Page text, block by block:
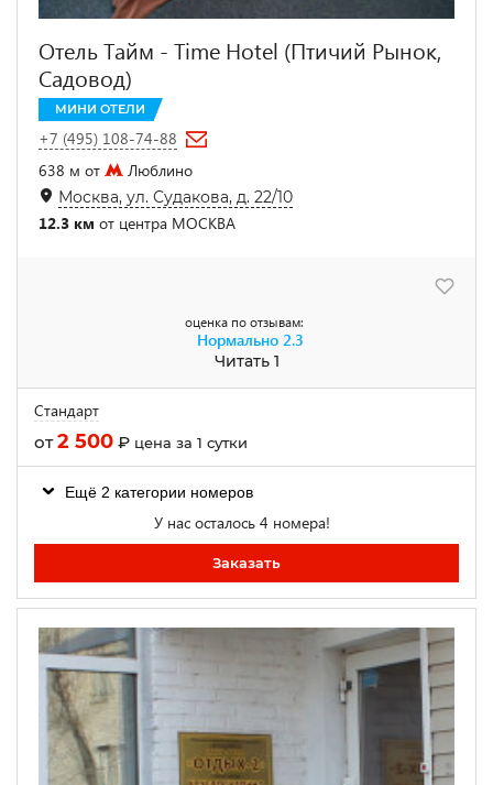
Отель Тайм - Time Hotel (Птичий Рынок,
Садовод)
МИНИ ОТЕЛИ
+7 (495) 108-74-88
638 м от
Люблино
Москва, ул. Судакова, д. 22/10
12.3 км от центра МОСКВА
оценка по отзывам:
Нормально 2.3
Читать 1
Стандарт
от2 500 ₽ цена за 1 сутки
Ещё 2 категории номеров
У нас осталось 4 номера!
Заказать